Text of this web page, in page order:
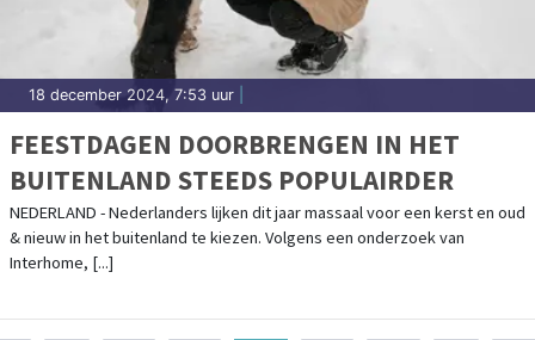
18 december 2024, 7:53 uur
FEESTDAGEN DOORBRENGEN IN HET
BUITENLAND STEEDS POPULAIRDER
NEDERLAND - Nederlanders lijken dit jaar massaal voor een kerst en oud
& nieuw in het buitenland te kiezen. Volgens een onderzoek van
Interhome, [...]